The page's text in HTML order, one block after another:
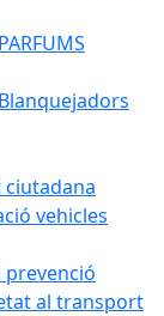
ciutadana
vehicles
prevenció
al transport